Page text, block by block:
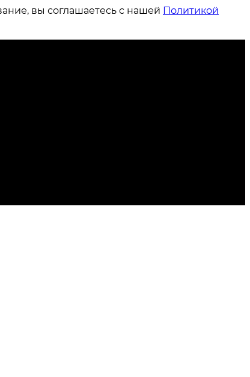
вы соглашаетесь с нашей Политикой